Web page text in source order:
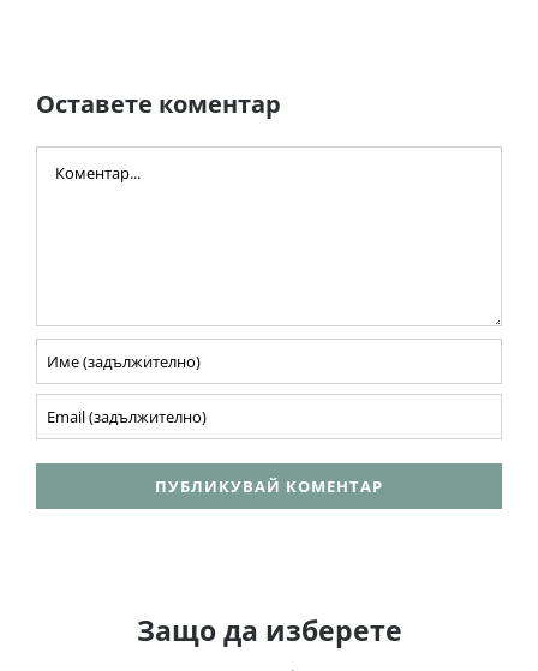
Оставете коментар
Защо да изберете